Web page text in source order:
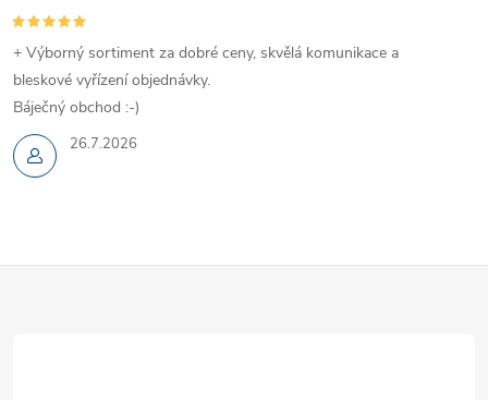
26.7.2026
+ Výborný sortiment za dobré ceny, skvělá komunikace a
bleskové vyřízení objednávky.
Báječný obchod :-)